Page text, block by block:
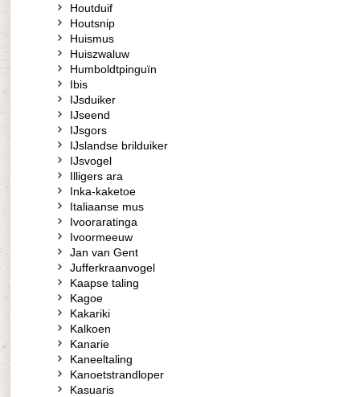
Houtduif
Houtsnip
Huismus
Huiszwaluw
Humboldtpinguïn
Ibis
IJsduiker
IJseend
IJsgors
IJslandse brilduiker
IJsvogel
Illigers ara
Inka-kaketoe
Italiaanse mus
Ivooraratinga
Ivoormeeuw
Jan van Gent
Jufferkraanvogel
Kaapse taling
Kagoe
Kakariki
Kalkoen
Kanarie
Kaneeltaling
Kanoetstrandloper
Kasuaris